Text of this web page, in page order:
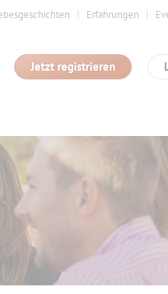
Erfahrungen
Jetzt registrieren